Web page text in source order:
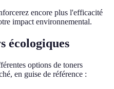
encore plus l'efficacité
impact environnemental.
écologiques
options de toners
en guise de référence :